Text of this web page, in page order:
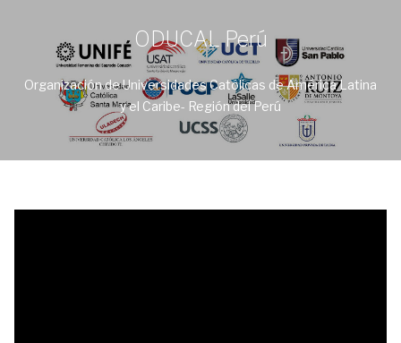
ODUCAL Perú
Organización de Universidades Católicas de América Latina
y el Caribe- Región del Perú